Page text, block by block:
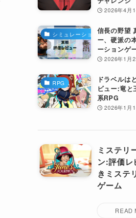
2026年4月
シミュレーション信長の野望
ー、硬派の
ーションゲ
2026年1月
RPG
ドラベルは
ビュー:竜と
系RPG
2026年1月
ミステリ
ン:評価レ
きミステ
ゲーム